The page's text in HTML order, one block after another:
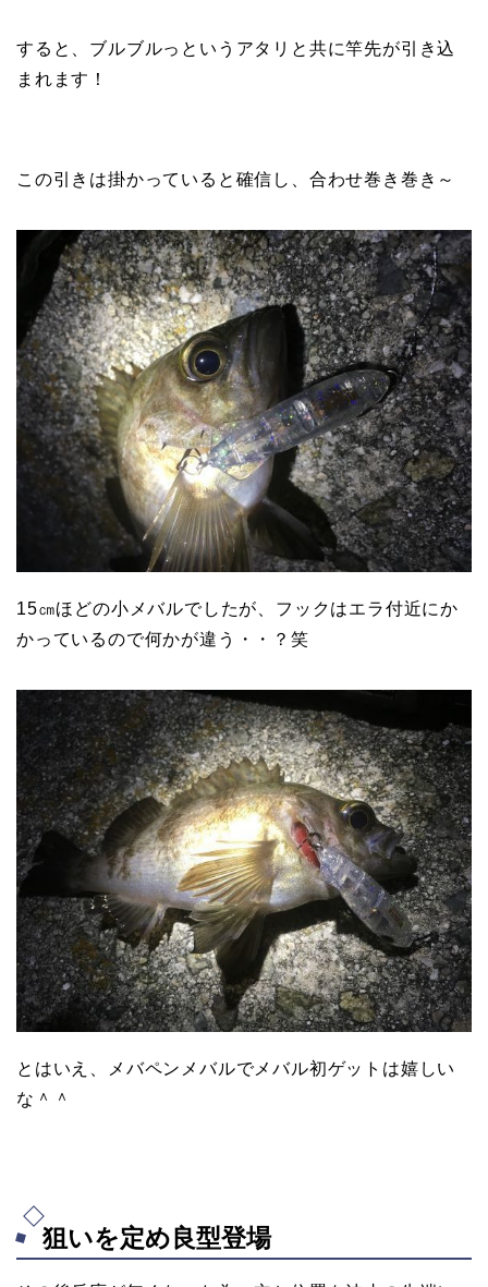
すると、ブルブルっというアタリと共に竿先が引き込
まれます！
この引きは掛かっていると確信し、合わせ巻き巻き～
15㎝ほどの小メバルでしたが、フックはエラ付近にか
かっているので何かが違う・・？笑
とはいえ、メバペンメバルでメバル初ゲットは嬉しい
な＾＾
狙いを定め良型登場